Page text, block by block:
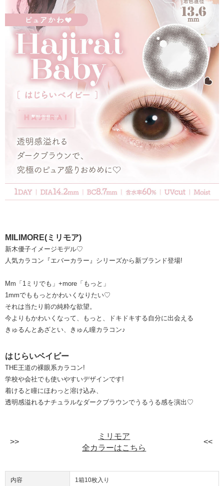
MILIMORE(ミリモア)
新木優子イメージモデル♡
人気カラコン『エバーカラー』シリーズから新ブランド登場!
Mm「1ミリでも」+more「もっと」
1mmでももっとかわいくなりたい♡
それは当たり前の純粋な欲望。
今よりもかわいくなって、もっと、ドキドキする自分に出会える
きゅるんとあざとい、きゅん瞳カラコン♪
はじらいベイビー
THE王道の裸眼系カラコン!
学校や会社でも使いやすいデザインです!
着けると瞳にほわっと溶け込み、
透明感溢れるナチュラルなダークブラウンでうるうる感を演出♡
ミリモア
全カラーはこちら
内容 1箱10枚入り